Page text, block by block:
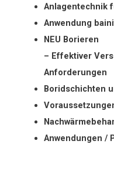
Anlagentechnik
Anwendung
NEU Borieren
– Effektiver
Anforderungen
Boridschichten
Anwendungen /